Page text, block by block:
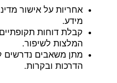
אחריות על אישור
מידע.
קבלת דוחות
המלצות לשיפור.
הדרכות ובקרות.